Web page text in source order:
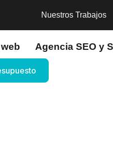
Nuestros Trabajos
Agencia SEO y